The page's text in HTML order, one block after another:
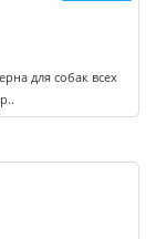
для собак всех